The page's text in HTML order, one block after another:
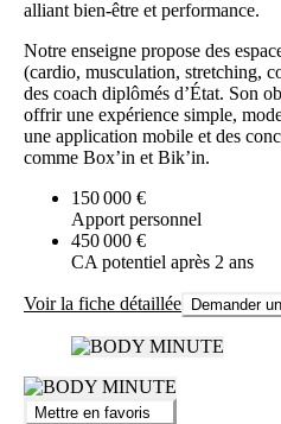
alliant bien-être et performance.
Notre enseigne propose des
(cardio, musculation, stretching,
des coach diplômés d’État. Son
offrir une expérience simple,
une application mobile et des
comme Box’in et Bik’in.
150 000 €
Apport personnel
450 000 €
CA potentiel après 2 ans
Voir la fiche détaillée Demander
Mettre en favoris